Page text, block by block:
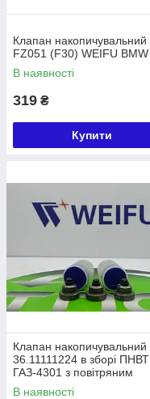
Клапан накопичувальний
FZ051 (F30) WEIFU BMW
В наявності
319 ₴
Купити
Клапан накопичувальний
36.11111224 в зборі ПНВТ
ГАЗ-4301 з повітряним
охолодженням Китай
В наявності